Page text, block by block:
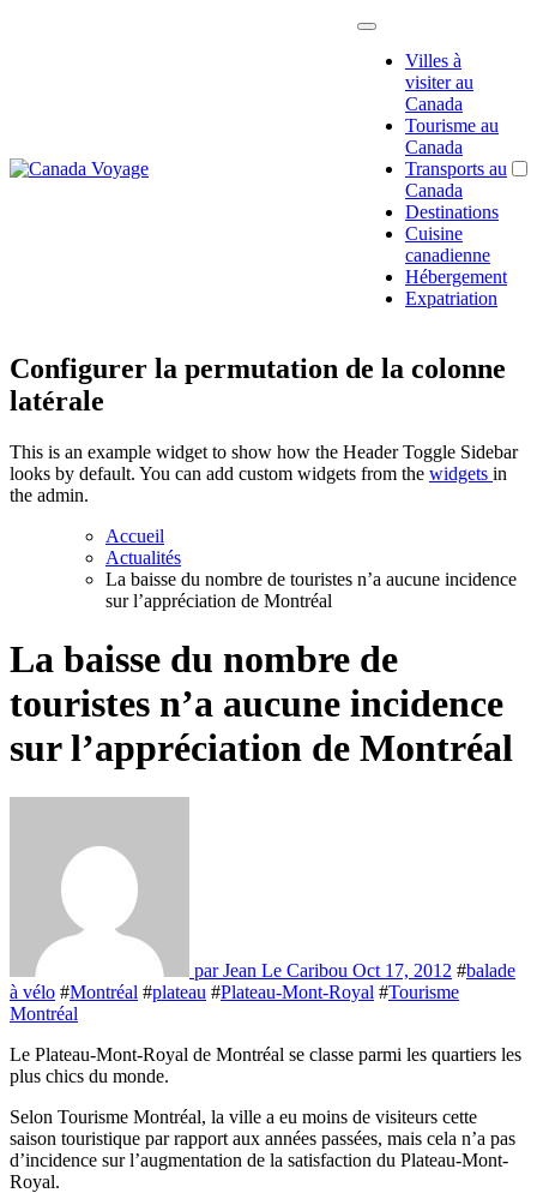
Canada
Voyage
Guide pour organiser
son séjour ou
s'expatrier au Canada
Villes à
visiter au
Canada
Tourisme au
Canada
Transports au
Canada
Destinations
Cuisine
canadienne
Hébergement
Expatriation
Configurer la permutation de la colonne
latérale
This is an example widget to show how the Header Toggle Sidebar
looks by default. You can add custom widgets from the widgets in
the admin.
Accueil
Actualités
La baisse du nombre de touristes n’a aucune incidence
sur l’appréciation de Montréal
La baisse du nombre de
touristes n’a aucune incidence
sur l’appréciation de Montréal
par Jean Le Caribou Oct 17, 2012 #balade
à vélo #Montréal #plateau #Plateau-Mont-Royal #Tourisme
Montréal
Le Plateau-Mont-Royal de Montréal se classe parmi les quartiers les
plus chics du monde.
Selon Tourisme Montréal, la ville a eu moins de visiteurs cette
saison touristique par rapport aux années passées, mais cela n’a pas
d’incidence sur l’augmentation de la satisfaction du Plateau-Mont-
Royal.